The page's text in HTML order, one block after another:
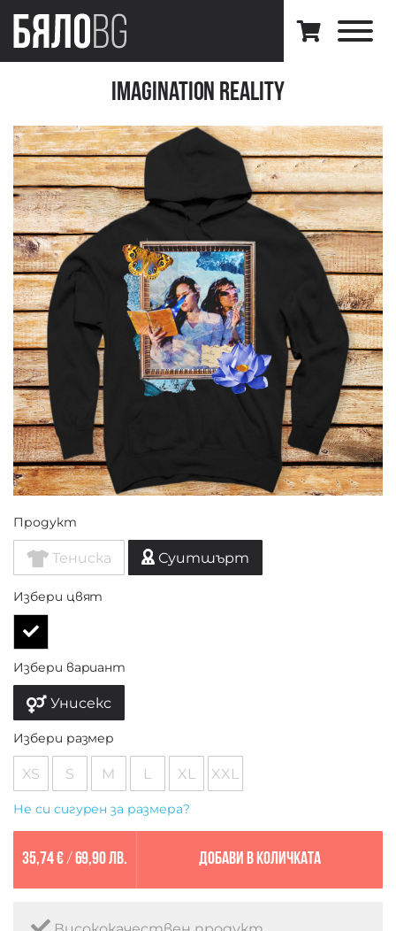
Imagination Reality
Продукт
Тениска Суитшърт
Избери цвят
Избери вариант
Унисекс
Избери размер
XS S M L XL XXL
Не си сигурен за размера?
35,74 €/ 69,90 лв. Добави в количката